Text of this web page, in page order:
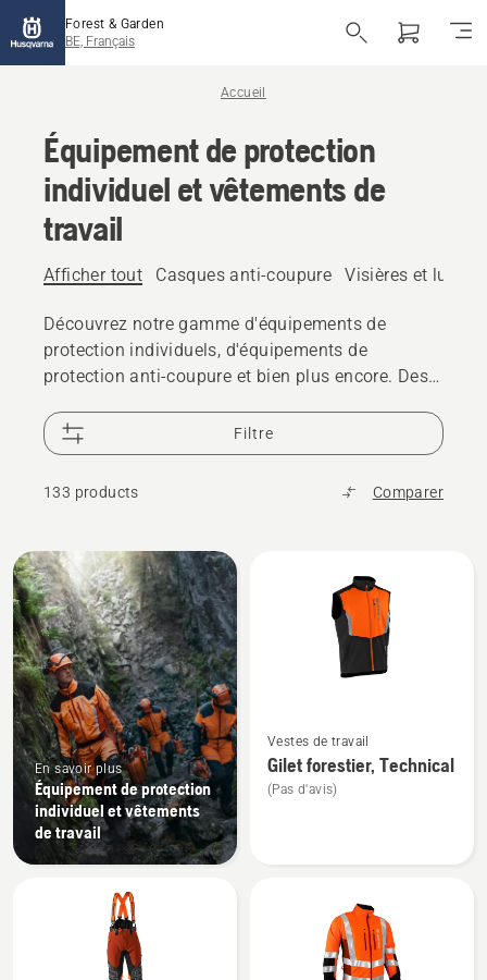
Forest & Garden
BE, Français
Accueil
Équipement de protection
individuel et vêtements de
travail
Afficher tout Casques anti-coupure Visières et
Découvrez notre gamme d'équipements de
protection individuels, d'équipements de
protection anti-coupure et bien plus encore. Des
permettent de relever tous les défis.
Filtre
133 products Comparer
Tous
les
produits
En savoir plus
Équipement de protection
individuel et vêtements
de travail
plus
de
détails
Vestes de travail
Gilet forestier, Technical
(Pas d'avis)